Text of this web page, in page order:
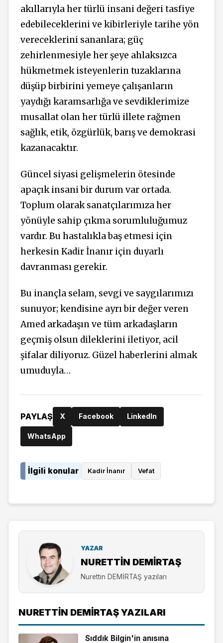
akıllarıyla her türlü insani değeri tasfiye
edebileceklerini ve kibirleriyle tarihe yön
vereceklerini sananlara; güç
zehirlenmesiyle her şeye ahlaksızca
hükmetmek isteyenlerin tuzaklarına
düşüp birbirini yemeye çalışanların
yaydığı karamsarlığa ve sevdiklerimize
musallat olan her türlü illete rağmen
sağlık, etik, özgürlük, barış ve demokrasi
kazanacaktır.
Güncel siyasi gelişmelerin ötesinde
apaçık insani bir durum var ortada.
Toplum olarak sanatçılarımıza her
yönüyle sahip çıkma sorumluluğumuz
vardır. Bu hastalıkla baş etmesi için
herkesin Kadir İnanır için duyarlı
davranması gerekir.
Bu inançla selam, sevgi ve saygılarımızı
sunuyor; kendisine ayrı bir değer veren
Amed arkadaşın ve tüm arkadaşların
geçmiş olsun dileklerini iletiyor, acil
şifalar diliyoruz. Güzel haberlerini almak
umuduyla…
PAYLAŞ X Facebook LinkedIn
WhatsApp
İlgili konular Kadir İnanır Vefat
YAZAR
NURETTIN DEMİRTAŞ
Nurettin DEMİRTAŞ yazıları
NURETTIN DEMİRTAŞ YAZILARI
Sıddık Bilgin'in anısına